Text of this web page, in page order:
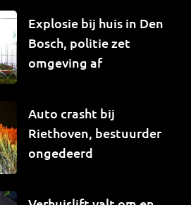
Explosie bij huis in Den
Bosch, politie zet
omgeving af
Auto crasht bij
Riethoven, bestuurder
ongedeerd